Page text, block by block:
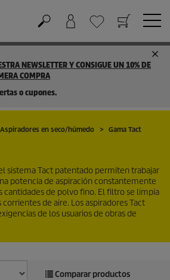
NEWSLETTER Y CONSIGUE UN 10% DE
COMPRA
o cupones.
Aspiradores en seco/húmedo Gama Tact
sistema Tact patentado permiten trabajar
potencia de aspiración constantemente
cantidades de polvo fino. El filtro se limpia
de aire. Los aspiradores Tact
de los usuarios de obras de
Comparar productos